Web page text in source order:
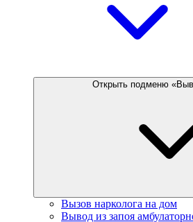
Открыть подменю
Вызов нарколога на дом
Вывод из запоя